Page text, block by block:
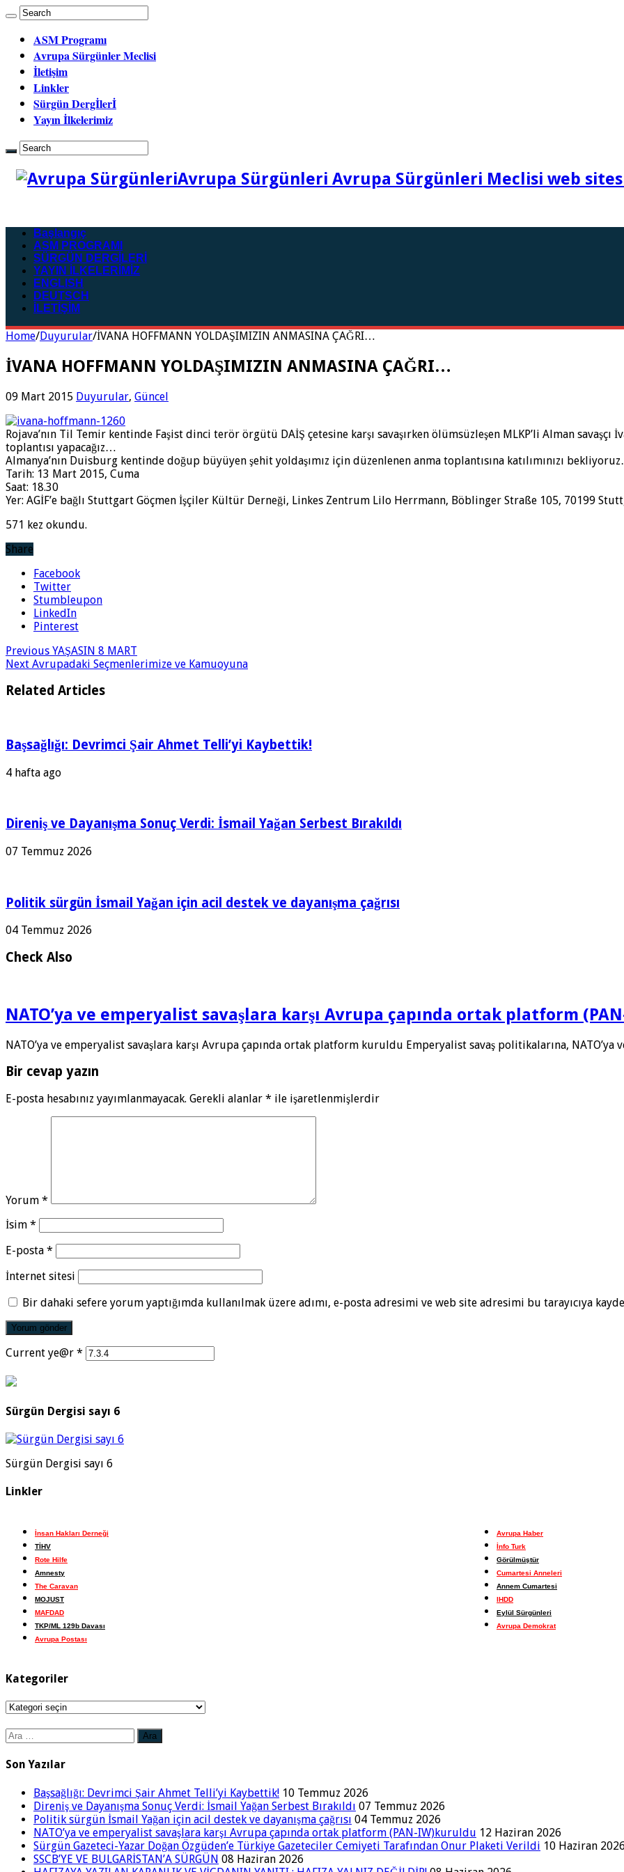
ASM Programı
Avrupa Sürgünler Meclisi
İletişim
Linkler
Sürgün Dergİlerİ
Yayın İlkelerimiz
Avrupa Sürgünleri Avrupa Sürgünleri Meclisi web
Başlangıç
ASM PROGRAMI
SÜRGÜN DERGİLERİ
YAYIN İLKELERİMİZ
ENGLISH
DEUTSCH
İLETİŞİM
Home/Duyurular/İVANA HOFFMANN YOLDAŞIMIZIN ANMASINA ÇAĞRI…
İVANA HOFFMANN YOLDAŞIMIZIN ANMASINA ÇAĞRI…
09 Mart 2015 Duyurular, Güncel
Rojava’nın Til Temir kentinde Faşist dinci terör örgütü DAİŞ çetesine karşı savaşırken ölümsüzleşen MLKP’li Alman savaşçı
toplantısı yapacağız…
Almanya’nın Duisburg kentinde doğup büyüyen şehit yoldaşımız için düzenlenen anma toplantısına katılımınızı
Tarih: 13 Mart 2015, Cuma
Saat: 18.30
Yer: AGİF’e bağlı Stuttgart Göçmen İşçiler Kültür Derneği, Linkes Zentrum Lilo Herrmann, Böblinger Straße 105, 70199
571 kez okundu.
Share
Facebook
Twitter
Stumbleupon
LinkedIn
Pinterest
Previous YAŞASIN 8 MART
Next Avrupadaki Seçmenlerimize ve Kamuoyuna
Related Articles
Başsağlığı: Devrimci Şair Ahmet Telli’yi Kaybettik!
4 hafta ago
Direniş ve Dayanışma Sonuç Verdi: İsmail Yağan Serbest Bırakıldı
07 Temmuz 2026
Politik sürgün İsmail Yağan için acil destek ve dayanışma çağrısı
04 Temmuz 2026
Check Also
NATO’ya ve emperyalist savaşlara karşı Avrupa çapında ortak platform
NATO’ya ve emperyalist savaşlara karşı Avrupa çapında ortak platform kuruldu Emperyalist savaş politikalarına, NATO’ya
Bir cevap yazın
E-posta hesabınız yayımlanmayacak. Gerekli alanlar * ile işaretlenmişlerdir
Yorum *
İsim *
E-posta *
İnternet sitesi
Bir dahaki sefere yorum yaptığımda kullanılmak üzere adımı, e-posta adresimi ve web site adresimi bu tarayıcıya
Current ye@r *
Sürgün Dergisi sayı 6
Sürgün Dergisi sayı 6
Linkler
İnsan Hakları Derneği
TİHV
Rote Hilfe
Amnesty
The Caravan
MOJUST
MAFDAD
TKP/ML 129b Davası
Avrupa Postası
Avrupa Haber
İnfo Turk
Görülmüştür
Cumartesi Anneleri
Annem Cumartesi
IHDD
Eylül Sürgünleri
Avrupa Demokrat
Kategoriler
Kategoriler
Arama:
Son Yazılar
Başsağlığı: Devrimci Şair Ahmet Telli’yi Kaybettik! 10 Temmuz 2026
Direniş ve Dayanışma Sonuç Verdi: İsmail Yağan Serbest Bırakıldı 07 Temmuz 2026
Politik sürgün İsmail Yağan için acil destek ve dayanışma çağrısı 04 Temmuz 2026
NATO’ya ve emperyalist savaşlara karşı Avrupa çapında ortak platform (PAN-IW)kuruldu 12 Haziran 2026
Sürgün Gazeteci-Yazar Doğan Özgüden’e Türkiye Gazeteciler Cemiyeti Tarafından Onur Plaketi Verildi 10 Haziran
SSCB’YE VE BULGARİSTAN’A SÜRGÜN 08 Haziran 2026